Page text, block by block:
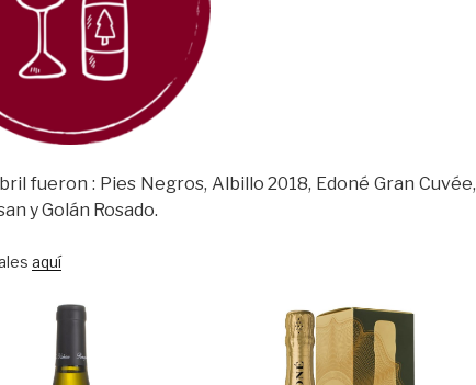
fueron : Pies Negros, Albillo 2018, Edoné Gran Cuvée,
y Golán Rosado.
aquí